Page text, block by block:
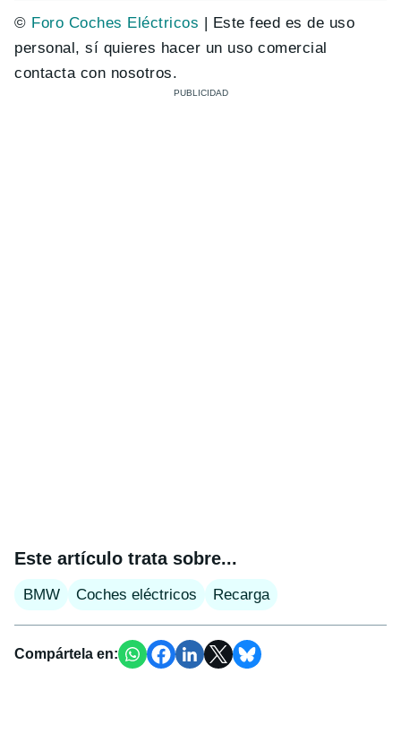
© Foro Coches Eléctricos | Este feed es de uso
personal, sí quieres hacer un uso comercial
contacta con nosotros.
Este artículo trata sobre...
BMW Coches eléctricos Recarga
Compártela en: